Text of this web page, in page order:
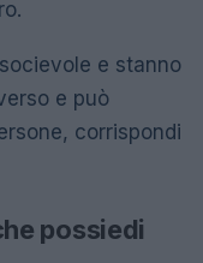
e stanno
e può
corrispondi
possiedi